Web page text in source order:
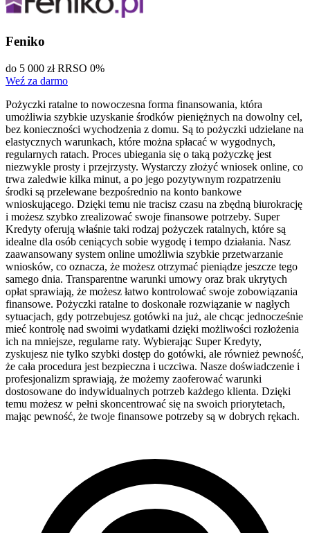
Feniko
do 5 000 zł RRSO 0%
Weź za darmo
Pożyczki ratalne to nowoczesna forma finansowania, która
umożliwia szybkie uzyskanie środków pieniężnych na dowolny cel,
bez konieczności wychodzenia z domu. Są to pożyczki udzielane na
elastycznych warunkach, które można spłacać w wygodnych,
regularnych ratach. Proces ubiegania się o taką pożyczkę jest
niezwykle prosty i przejrzysty. Wystarczy złożyć wniosek online, co
trwa zaledwie kilka minut, a po jego pozytywnym rozpatrzeniu
środki są przelewane bezpośrednio na konto bankowe
wnioskującego. Dzięki temu nie tracisz czasu na zbędną biurokrację
i możesz szybko zrealizować swoje finansowe potrzeby. Super
Kredyty oferują właśnie taki rodzaj pożyczek ratalnych, które są
idealne dla osób ceniących sobie wygodę i tempo działania. Nasz
zaawansowany system online umożliwia szybkie przetwarzanie
wniosków, co oznacza, że możesz otrzymać pieniądze jeszcze tego
samego dnia. Transparentne warunki umowy oraz brak ukrytych
opłat sprawiają, że możesz łatwo kontrolować swoje zobowiązania
finansowe. Pożyczki ratalne to doskonałe rozwiązanie w nagłych
sytuacjach, gdy potrzebujesz gotówki na już, ale chcąc jednocześnie
mieć kontrolę nad swoimi wydatkami dzięki możliwości rozłożenia
ich na mniejsze, regularne raty. Wybierając Super Kredyty,
zyskujesz nie tylko szybki dostęp do gotówki, ale również pewność,
że cała procedura jest bezpieczna i uczciwa. Nasze doświadczenie i
profesjonalizm sprawiają, że możemy zaoferować warunki
dostosowane do indywidualnych potrzeb każdego klienta. Dzięki
temu możesz w pełni skoncentrować się na swoich priorytetach,
mając pewność, że twoje finansowe potrzeby są w dobrych rękach.